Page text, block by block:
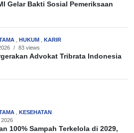
Gelar Bakti Sosial Pemeriksaan
HUKUM
KARIR
/ 83 views
Advokat Tribrata Indonesia
KESEHATAN
100% Sampah Terkelola di 2029,